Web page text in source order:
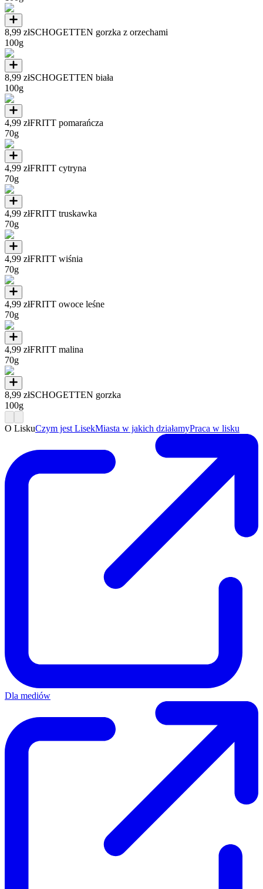
8,99 złSCHOGETTEN gorzka z orzechami
100g
8,99 złSCHOGETTEN biała
100g
4,99 złFRITT pomarańcza
70g
4,99 złFRITT cytryna
70g
4,99 złFRITT truskawka
70g
4,99 złFRITT wiśnia
70g
4,99 złFRITT owoce leśne
70g
4,99 złFRITT malina
70g
8,99 złSCHOGETTEN gorzka
100g
O LiskuCzym jest LisekMiasta w jakich działamyPraca w lisku
Dla mediów